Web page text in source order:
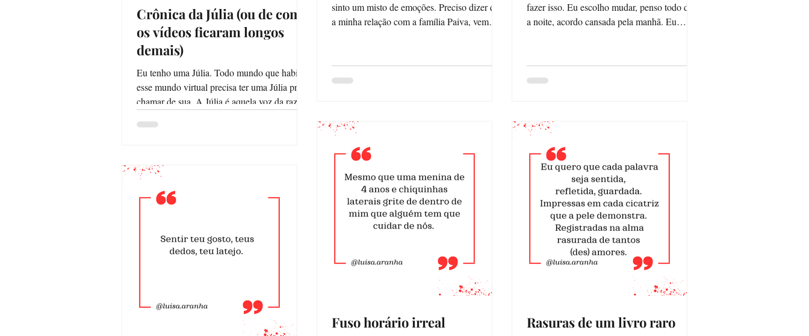
Crônica da Júlia (ou de como
os vídeos ficaram longos
demais)
Eu tenho uma Júlia. Todo mundo que habita
esse mundo virtual precisa ter uma Júlia pra
chamar de sua. A Júlia é aquela voz da razão
sinto um misto de emoções. Preciso dizer que
a minha relação com a família Paiva, vem
fazer isso. Eu escolho mudar, penso todo dia
a noite, acordo cansada pela manhã. Eu
Fuso horário irreal Rasuras de um livro raro